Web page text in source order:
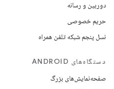
دوربین و رسانه
حریم خصوصی
نسل پنجم شبکه تلفن همراه
دستگاه‌های ANDROID
صفحه‌نمایش‌های بزرگ